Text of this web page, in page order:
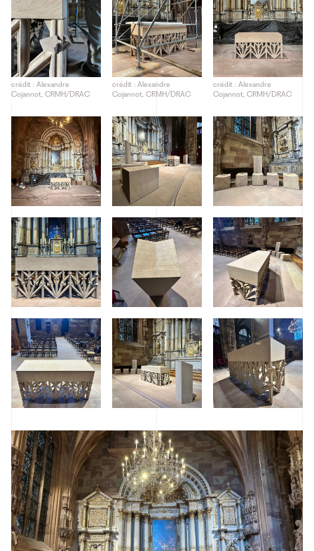
crédit : Alexandre
Cojannot, CRMH/DRAC
crédit : Alexandre
Cojannot, CRMH/DRAC
crédit : Alexandre
Cojannot, CRMH/DRAC